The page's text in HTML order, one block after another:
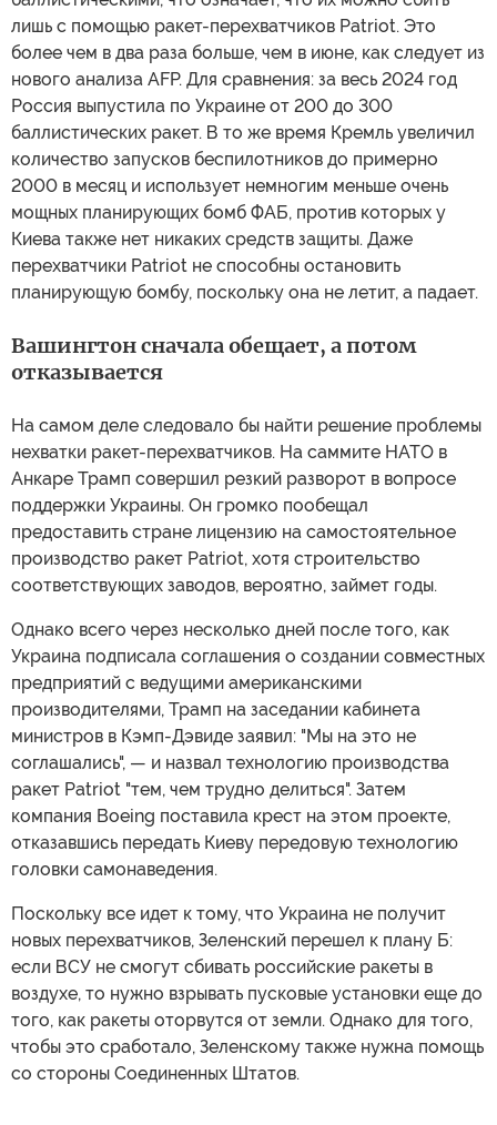
лишь с помощью ракет-перехватчиков Patriot. Это
более чем в два раза больше, чем в июне, как следует из
нового анализа AFP. Для сравнения: за весь 2024 год
Россия выпустила по Украине от 200 до 300
баллистических ракет. В то же время Кремль увеличил
количество запусков беспилотников до примерно
2000 в месяц и использует немногим меньше очень
мощных планирующих бомб ФАБ, против которых у
Киева также нет никаких средств защиты. Даже
перехватчики Patriot не способны остановить
планирующую бомбу, поскольку она не летит, а падает.
Вашингтон сначала обещает, а потом
отказывается
На самом деле следовало бы найти решение проблемы
нехватки ракет-перехватчиков. На саммите НАТО в
Анкаре Трамп совершил резкий разворот в вопросе
поддержки Украины. Он громко пообещал
предоставить стране лицензию на самостоятельное
производство ракет Patriot, хотя строительство
соответствующих заводов, вероятно, займет годы.
Однако всего через несколько дней после того, как
Украина подписала соглашения о создании совместных
предприятий с ведущими американскими
производителями, Трамп на заседании кабинета
министров в Кэмп-Дэвиде заявил: "Мы на это не
соглашались", — и назвал технологию производства
ракет Patriot "тем, чем трудно делиться". Затем
компания Boeing поставила крест на этом проекте,
отказавшись передать Киеву передовую технологию
головки самонаведения.
Поскольку все идет к тому, что Украина не получит
новых перехватчиков, Зеленский перешел к плану Б:
если ВСУ не смогут сбивать российские ракеты в
воздухе, то нужно взрывать пусковые установки еще до
того, как ракеты оторвутся от земли. Однако для того,
чтобы это сработало, Зеленскому также нужна помощь
со стороны Соединенных Штатов.